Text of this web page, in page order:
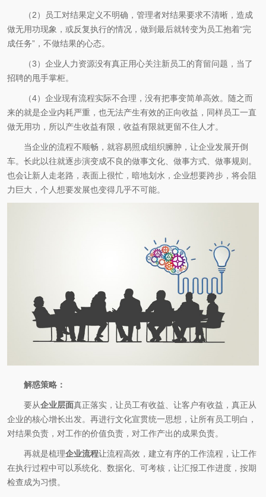
（2）员工对结果定义不明确，管理者对结果要求不清晰，造成
做无用功现象，或反复执行的情况，做到最后就转变为员工抱着“完
成任务”，不做结果的心态。
（3）企业人力资源没有真正用心关注新员工的育留问题，当了
招聘的甩手掌柜。
（4）企业现有流程实际不合理，没有把事变简单高效。随之而
来的就是企业内耗严重，也无法产生有效的正向收益，同样员工一直
做无用功，所以产生收益有限，收益有限就更留不住人才。
当企业的流程不顺畅，就容易照成组织臃肿，让企业发展开倒
车。长此以往就逐步演变成不良的做事文化、做事方式、做事规则。
也会让新人走老路，表面上很忙，暗地划水，企业想要跨步，将会阻
力巨大，个人想要发展也变得几乎不可能。
解惑策略：
要从企业层面真正落实，让员工有收益、让客户有收益，真正从
企业的核心增长出发。再进行文化宣贯统一思想，让所有员工明白，
对结果负责，对工作的价值负责，对工作产出的成果负责。
再就是梳理企业流程让流程高效，建立有序的工作流程，让工作
在执行过程中可以系统化、数据化、可考核，让汇报工作进度，按期
检查成为习惯。